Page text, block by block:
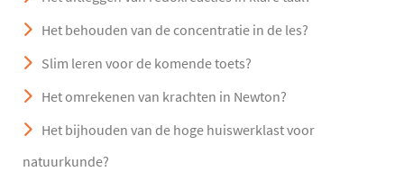
Het behouden van de concentratie in de les?
Slim leren voor de komende toets?
Het omrekenen van krachten in Newton?
Het bijhouden van de hoge huiswerklast voor
natuurkunde?